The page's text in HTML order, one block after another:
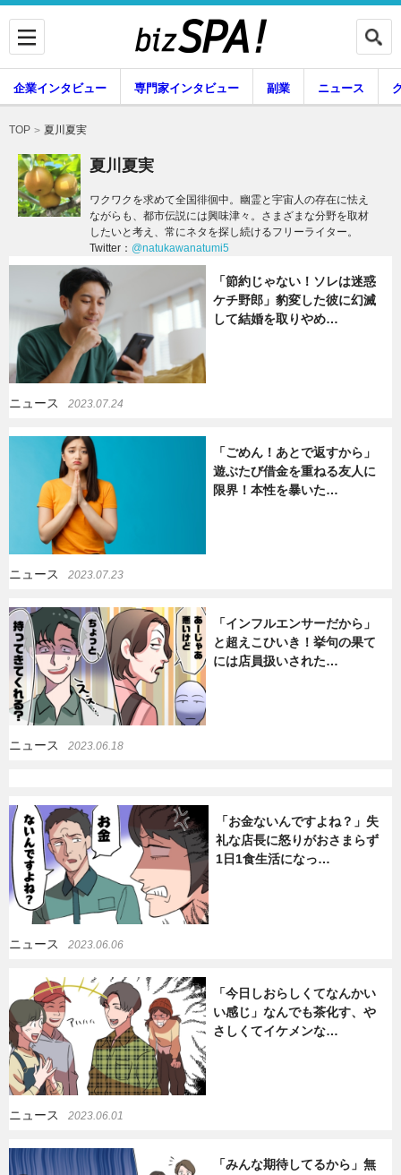
企業インタビュー 専門家インタビュー
副業 ニュース
グルメ
暮らし
企業インタビュー 専門家インタビュー 副業 ニュース
暮らし エンタメ
TOP 夏川夏実
夏川夏実
ワクワクを求めて全国徘徊中。幽霊と宇宙人の存在に怯え
ながらも、都市伝説には興味津々。さまざまな分野を取材
したいと考え、常にネタを探し続けるフリーライター。
Twitter： @natukawanatumi5
「節約じゃない！ソレは迷惑
ケチ野郎」豹変した彼に幻滅
して結婚を取りやめ…
ニュース 2023.07.24
「ごめん！あとで返すから」
遊ぶたび借金を重ねる友人に
限界！本性を暴いた…
ニュース 2023.07.23
「インフルエンサーだから」
と超えこひいき！挙句の果て
には店員扱いされた…
ニュース 2023.06.18
「お金ないんですよね？」失
礼な店長に怒りがおさまらず
1日1食生活になっ…
ニュース 2023.06.06
「今日しおらしくてなんかい
い感じ」なんでも茶化す、や
さしくてイケメンな…
ニュース 2023.06.01
「みんな期待してるから」無